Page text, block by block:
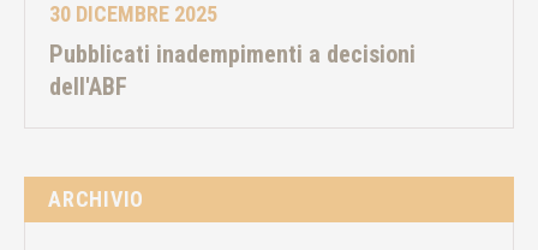
30 DICEMBRE 2025
Pubblicati inadempimenti a decisioni
dell'ABF
ARCHIVIO